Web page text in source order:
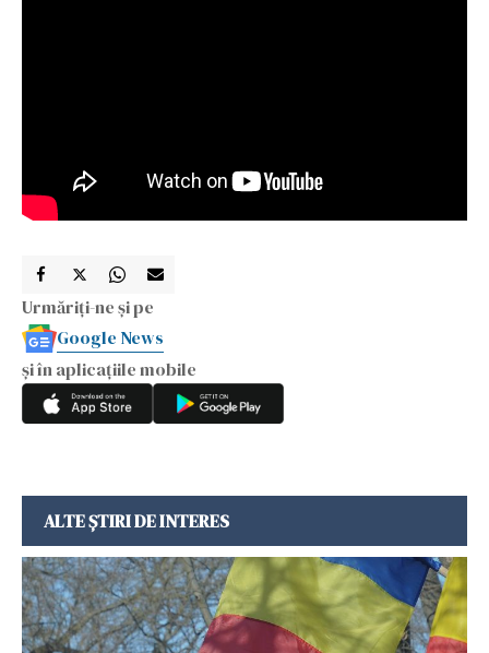
Urmăriți-ne și pe
Google News
și în aplicațiile mobile
ALTE ȘTIRI DE INTERES